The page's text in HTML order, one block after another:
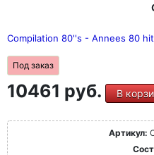
Compilation 80''s - Annees 80
Под заказ
10461 руб. В
Артикул: